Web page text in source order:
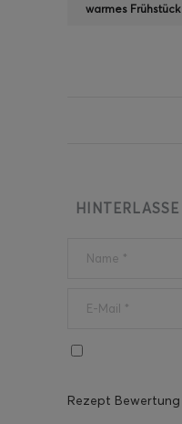
warmes Frühstück
Rezept Bewertung